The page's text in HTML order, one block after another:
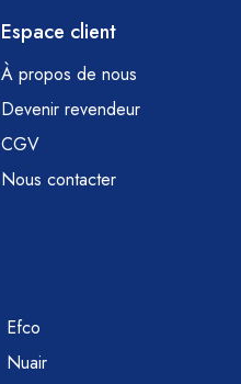
Espace client
À propos de nous
Devenir revendeur
CGV
Nous contacter
Efco
Nuair